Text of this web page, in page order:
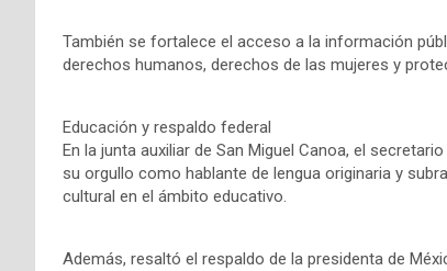
También se fortalece el acceso a la información
derechos humanos, derechos de las mujeres y
Educación y respaldo federal
En la junta auxiliar de San Miguel Canoa, el
su orgullo como hablante de lengua originaria y
cultural en el ámbito educativo.
Además, resaltó el respaldo de la presidenta de